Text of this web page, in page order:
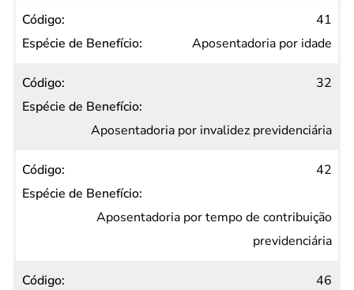
Código
Espécie
Benefício
41
Aposentadoria por idade
32
Aposentadoria por invalidez previdenciária
42
Aposentadoria por tempo de contribuição
previdenciária
46